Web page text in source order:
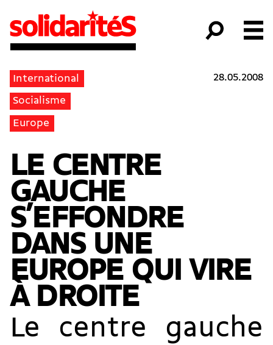
International
Socialisme
Europe
28.05.2008
LE CENTRE
GAUCHE
S’EFFONDRE
DANS UNE
EUROPE QUI VIRE
À DROITE
Le centre gauche